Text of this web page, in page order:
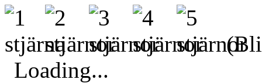
(Bli
Loading...